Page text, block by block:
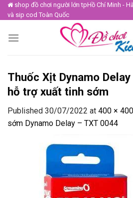
Skip
to
shop đồ chơi người lớn tpHồ Chí Minh -
và sip cod Toàn Quốc
Thuốc Xịt Dynamo
hỗ trợ xuất tinh sớm
Published 30/07/2022 at 400 × 400
sớm Dynamo Delay – TXT 0044